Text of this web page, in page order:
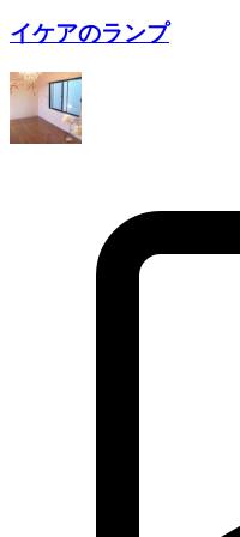
イケアのランプ